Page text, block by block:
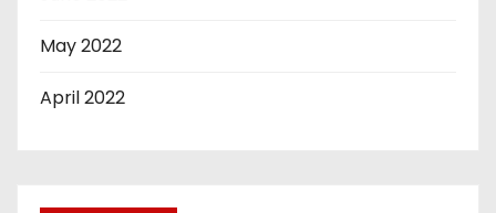
May 2022
April 2022